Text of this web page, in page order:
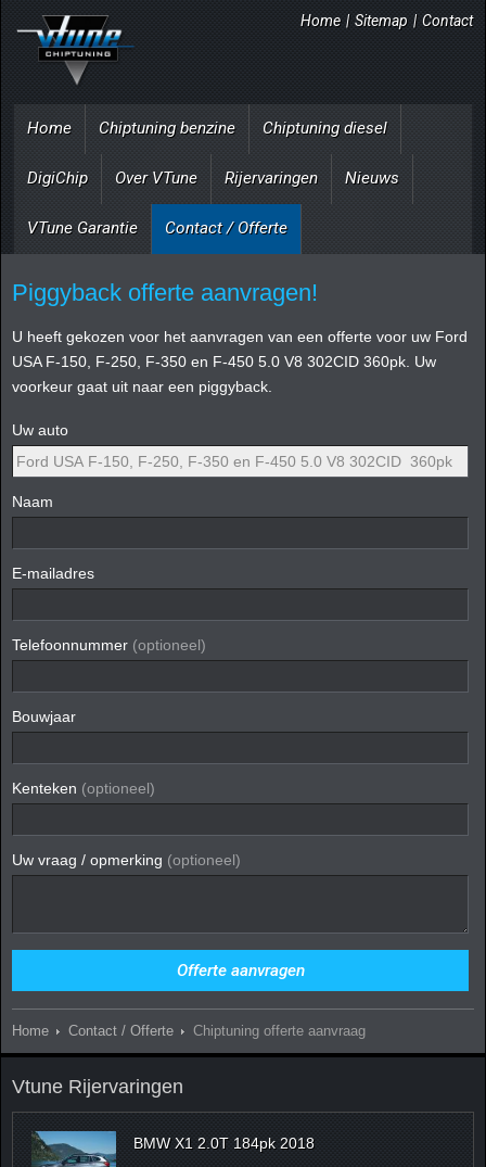
Home | Sitemap | Contact
Home Chiptuning benzine Chiptuning diesel
DigiChip Over VTune Rijervaringen Nieuws
VTune Garantie Contact / Offerte
Piggyback offerte aanvragen!
U heeft gekozen voor het aanvragen van een offerte voor uw Ford
USA F-150, F-250, F-350 en F-450 5.0 V8 302CID 360pk. Uw
voorkeur gaat uit naar een piggyback.
Uw auto
Naam
E-mailadres
Telefoonnummer (optioneel)
Bouwjaar
Kenteken (optioneel)
Uw vraag / opmerking (optioneel)
Home Contact / Offerte Chiptuning offerte aanvraag
Vtune Rijervaringen
BMW X1 2.0T 184pk 2018